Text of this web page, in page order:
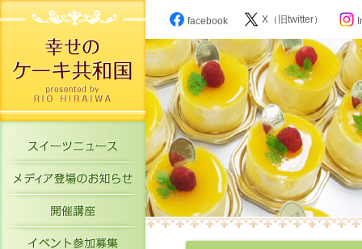
スイーツニュース
メディア登場のお知らせ
開催講座
イベント参加募集
facebook X（旧twitter）